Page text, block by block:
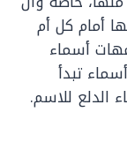
أمام كل أم
أسماء
تبدأ
للاسم.